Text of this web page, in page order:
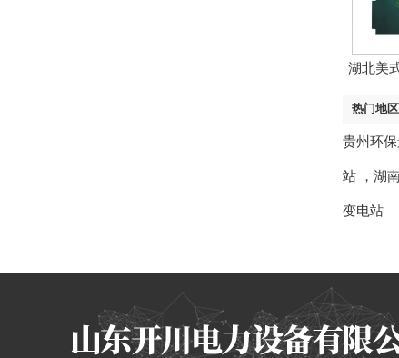
湖北美
热门地
贵州环
站 ， 湖
变电站